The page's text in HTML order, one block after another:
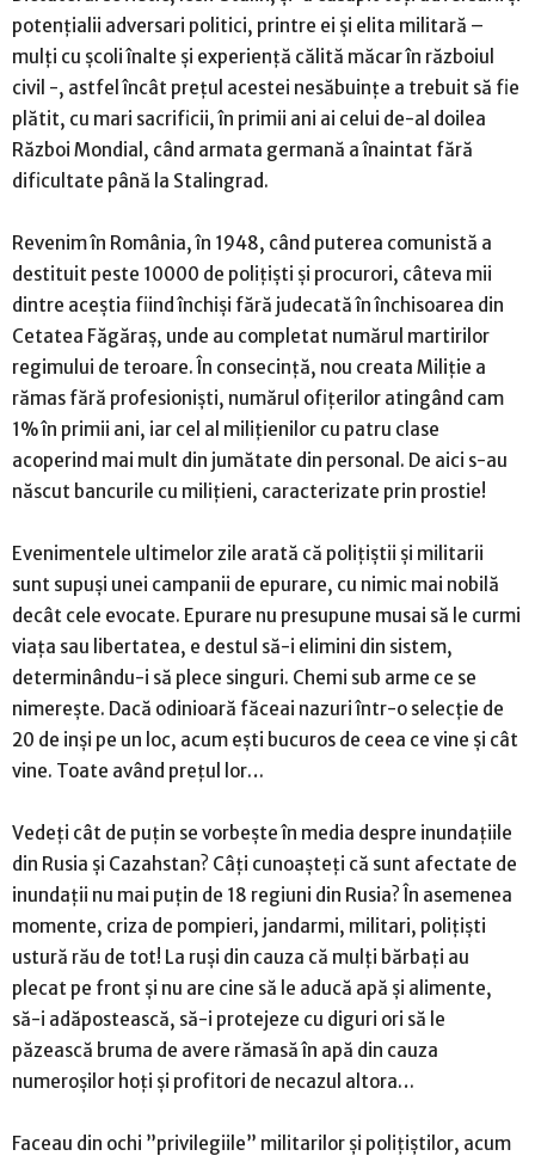
potențialii adversari politici, printre ei și elita militară –
mulți cu școli înalte și experiență călită măcar în războiul
civil -, astfel încât prețul acestei nesăbuințe a trebuit să fie
plătit, cu mari sacrificii, în primii ani ai celui de-al doilea
Război Mondial, când armata germană a înaintat fără
dificultate până la Stalingrad.
Revenim în România, în 1948, când puterea comunistă a
destituit peste 10000 de polițiști și procurori, câteva mii
dintre aceștia fiind închiși fără judecată în închisoarea din
Cetatea Făgăraș, unde au completat numărul martirilor
regimului de teroare. În consecință, nou creata Miliție a
rămas fără profesioniști, numărul ofițerilor atingând cam
1% în primii ani, iar cel al milițienilor cu patru clase
acoperind mai mult din jumătate din personal. De aici s-au
născut bancurile cu milițieni, caracterizate prin prostie!
Evenimentele ultimelor zile arată că polițiștii și militarii
sunt supuși unei campanii de epurare, cu nimic mai nobilă
decât cele evocate. Epurare nu presupune musai să le curmi
viața sau libertatea, e destul să-i elimini din sistem,
determinându-i să plece singuri. Chemi sub arme ce se
nimerește. Dacă odinioară făceai nazuri într-o selecție de
20 de inși pe un loc, acum ești bucuros de ceea ce vine și cât
vine. Toate având prețul lor…
Vedeți cât de puțin se vorbește în media despre inundațiile
din Rusia și Cazahstan? Câți cunoașteți că sunt afectate de
inundații nu mai puțin de 18 regiuni din Rusia? În asemenea
momente, criza de pompieri, jandarmi, militari, polițiști
ustură rău de tot! La ruși din cauza că mulți bărbați au
plecat pe front și nu are cine să le aducă apă și alimente,
să-i adăpostească, să-i protejeze cu diguri ori să le
păzească bruma de avere rămasă în apă din cauza
numeroșilor hoți și profitori de necazul altora…
Faceau din ochi ”privilegiile” militarilor și polițiștilor, acum